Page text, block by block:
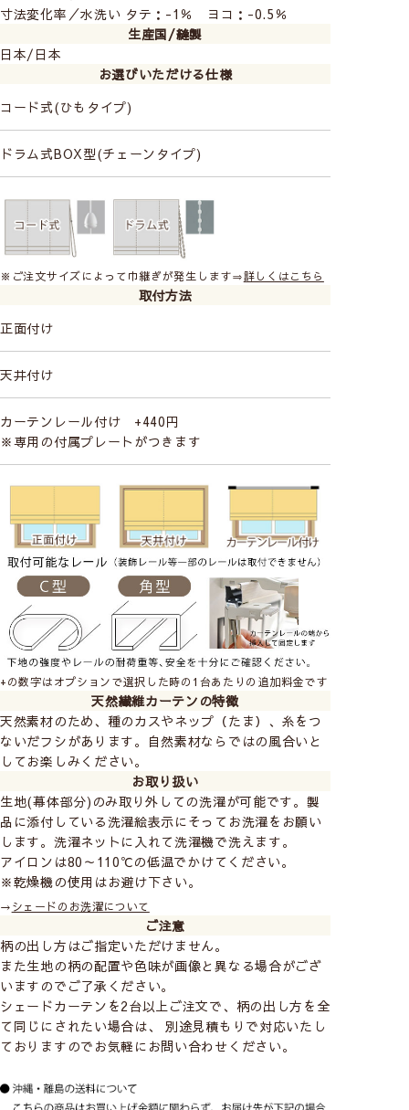
LISA LARSON
－リサ・ラーソン－
スウェーデンを代表する陶芸家。ユーモラスで人
間味あふれたやさしくあたたかみのある世界観を
表現したファブリックで、心が和む癒しの空間を
お楽しみいただけます。
LISA LARSONの商品をすべて見る
こちらの生地は
寸法変化率／水洗い タテ：-1％ ヨコ：-0.5％
生産国/縫製
日本/日本
お選びいただける仕様
コード式(ひもタイプ)
ドラム式BOX型(チェーンタイプ)
※ご注文サイズによって巾継ぎが発生します⇒詳しくはこちら
取付方法
正面付け
天井付け
カーテンレール付け +440円
※専用の付属プレートがつきます
+の数字はオプションで選択した時の1台あたりの追加料金です
天然繊維カーテンの特徴
天然素材のため、種のカスやネップ（たま）、糸をつ
ないだフシがあります。自然素材ならではの風合いと
してお楽しみください。
お取り扱い
生地(幕体部分)のみ取り外しての洗濯が可能です。製
品に添付している洗濯絵表示にそってお洗濯をお願い
します。洗濯ネットに入れて洗濯機で洗えます。
アイロンは80～110℃の低温でかけてください。
※乾燥機の使用はお避け下さい。
→シェードのお洗濯について
ご注意
柄の出し方はご指定いただけません。
また生地の柄の配置や色味が画像と異なる場合がござ
いますのでご了承ください。
シェードカーテンを2台以上ご注文で、柄の出し方を全
て同じにされたい場合は、 別途見積もりで対応いたし
ておりますのでお気軽にお問い合わせください。